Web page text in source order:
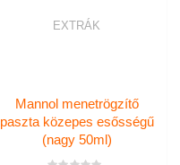
EXTRÁK
Mannol menetrögzítő
paszta közepes esősségű
(nagy 50ml)